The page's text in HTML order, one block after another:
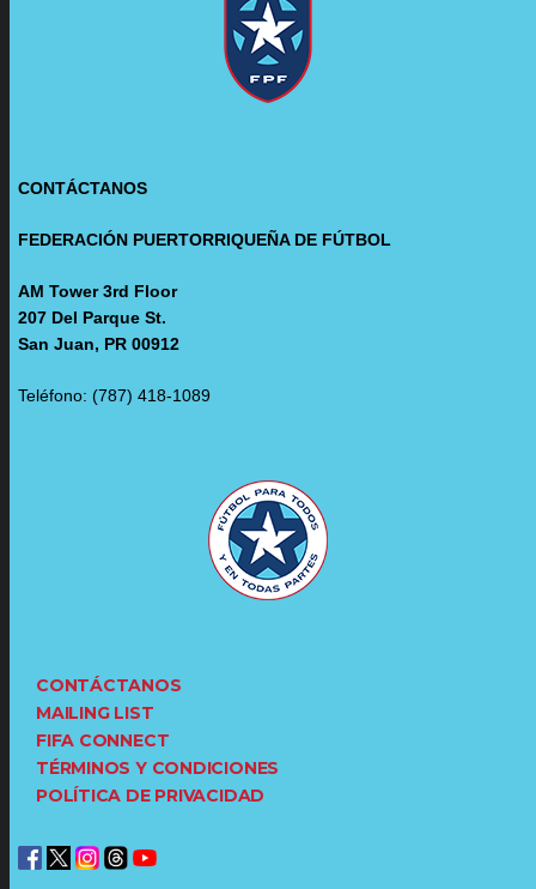
CONTÁCTANOS
FEDERACIÓN PUERTORRIQUEÑA DE FÚTBOL
AM Tower 3rd Floor
207 Del Parque St.
San Juan, PR 00912
Teléfono: (787) 418-1089
CONTÁCTANOS
MAILING LIST
FIFA CONNECT
TÉRMINOS Y CONDICIONES
POLÍTICA DE PRIVACIDAD